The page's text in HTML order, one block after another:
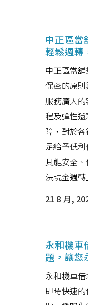
中正區當
輕鬆週轉
中正區當
保密的原
服務廣大
程及彈性
障，對於
足給予低
其能安全
決現金週
21 8 月,
永和機車
題，讓您
永和機車借
即時快速